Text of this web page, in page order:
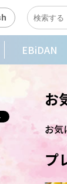
EBiDAN
お
お気
プ